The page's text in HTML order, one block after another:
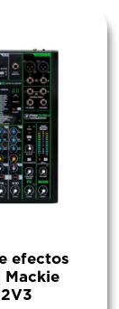
efectos
Mackie